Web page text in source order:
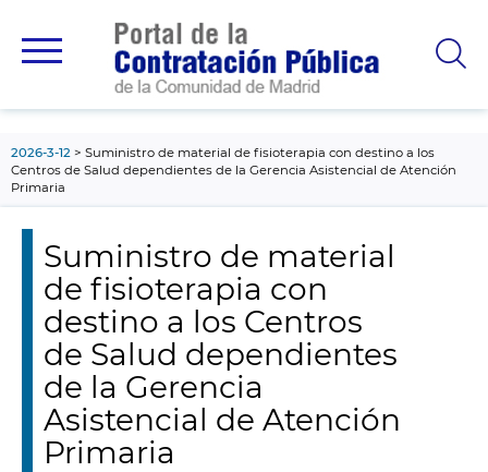
principal
2026-3-12
Suministro de material de fisioterapia con destino a los
Centros de Salud dependientes de la Gerencia Asistencial de Atención
Primaria
Suministro de material
de fisioterapia con
destino a los Centros
de Salud dependientes
de la Gerencia
Asistencial de Atención
Primaria